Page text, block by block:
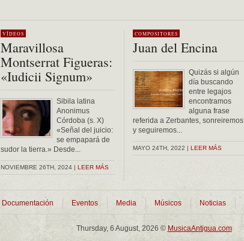
VÍDEOS
Maravillosa
Montserrat Figueras:
«Iudicii Signum»
Sibila latina
Anonimus
Córdoba (s. X)
«Señal del juicio:
se empapará de
sudor la tierra.» Desde...
NOVIEMBRE 26TH, 2024 | LEER MÁS
COMPOSITORES
Juan del Encina
Quizás si algún
día buscando
entre legajos
encontramos
alguna frase
referida a Zerbantes, sonreiremos
y seguiremos...
MAYO 24TH, 2022 | LEER MÁS
Documentación Eventos Media Músicos Noticias
Thursday, 6 August, 2026 © MusicaAntigua.com